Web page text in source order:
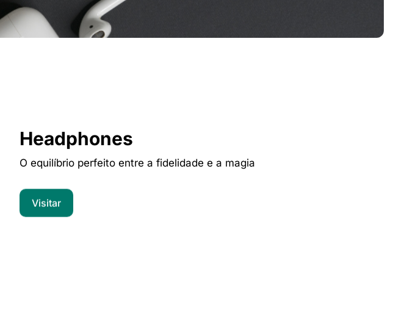
Headphones
O equilíbrio perfeito entre a fidelidade e a magia
Visitar